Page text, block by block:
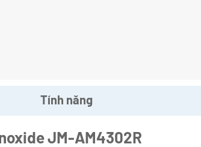
Tính năng
JM-AM4302R